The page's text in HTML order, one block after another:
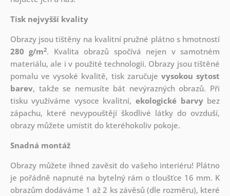
Tisk nejvyšší kvality
Obrazy jsou tištěny na kvalitní pružné plátno s hmotností
280 g/m2. Kvalita obrazů spočívá nejen v samotném
materiálu, ale i v použité technologii. Obrazy jsou tištěné
pomalu ve vysoké kvalitě, tisk zaručuje vysokou sytost
barev, takže se nemusíte bát nevýrazných obrazů. Při
tisku využíváme vysoce kvalitní,ekologické barvybez
zápachu, které nevypouštějí škodlivé látky do ovzduší,
obrazy můžete umístit do kteréhokoliv pokoje.
Snadná montáž
Obrazy můžete ihned zavěsit do vašeho interiéru! Plátno
je pořádně napnuté na bytelný rám o tloušťce 16 mm. K
obrazům dodáváme 1 až 2 ks závěsů (dle rozměru), které